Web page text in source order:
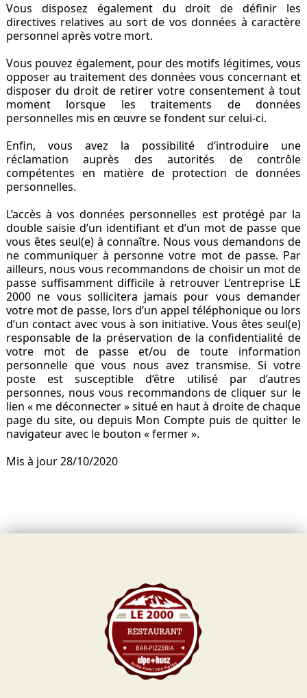
Vous disposez également du droit de définir les
directives relatives au sort de vos données à caractère
personnel après votre mort.
Vous pouvez également, pour des motifs légitimes, vous
opposer au traitement des données vous concernant et
disposer du droit de retirer votre consentement à tout
moment lorsque les traitements de données
personnelles mis en œuvre se fondent sur celui-ci.
Enfin, vous avez la possibilité d’introduire une
réclamation auprès des autorités de contrôle
compétentes en matière de protection de données
personnelles.
L’accès à vos données personnelles est protégé par la
double saisie d’un identifiant et d’un mot de passe que
vous êtes seul(e) à connaître. Nous vous demandons de
ne communiquer à personne votre mot de passe. Par
ailleurs, nous vous recommandons de choisir un mot de
passe suffisamment difficile à retrouver L’entreprise LE
2000 ne vous sollicitera jamais pour vous demander
votre mot de passe, lors d’un appel téléphonique ou lors
d’un contact avec vous à son initiative. Vous êtes seul(e)
responsable de la préservation de la confidentialité de
votre mot de passe et/ou de toute information
personnelle que vous nous avez transmise. Si votre
poste est susceptible d’être utilisé par d’autres
personnes, nous vous recommandons de cliquer sur le
lien « me déconnecter » situé en haut à droite de chaque
page du site, ou depuis Mon Compte puis de quitter le
navigateur avec le bouton « fermer ».
Mis à jour 28/10/2020